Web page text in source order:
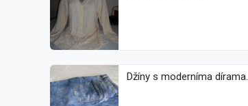
Džíny s moderníma dírama.